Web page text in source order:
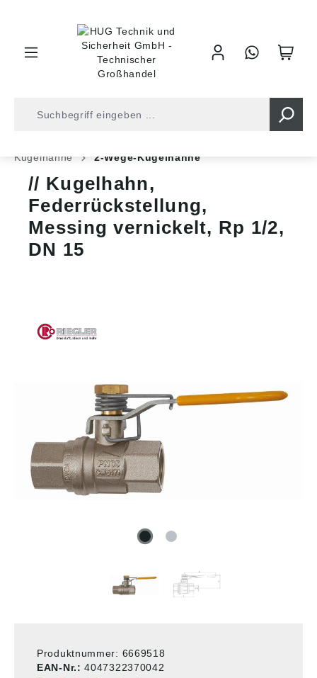
Kugelhähne
2-Wege-Kugelhähne
Kugelhahn,
Federrückstellung,
Messing vernickelt, Rp 1/2,
DN 15
Produktnummer: 6669518
EAN-Nr.:4047322370042